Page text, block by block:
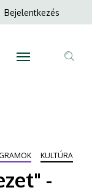
Anonim
menüje
Bejelentkezés
KULTÚRA
-